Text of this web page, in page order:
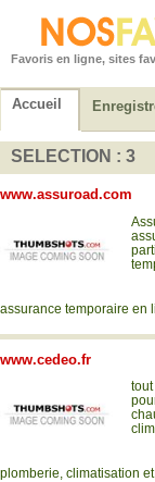
Favoris en ligne, sites
Accueil
SELECTION : 3
www.assuroad.com
assurance temporaire en
www.cedeo.fr
plomberie, climatisation et